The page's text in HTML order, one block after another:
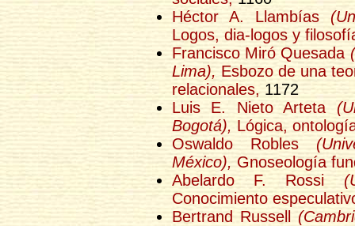
Héctor A. Llambías
Logos, dia-logos y
Francisco Miró Quesada
Lima), Esbozo de una
relacionales, 1172
Luis E. Nieto Arteta
Bogotá), Lógica,
Oswaldo Robles
México),Gnoseología
Abelardo F. Rossi
Conocimiento
Bertrand Russell